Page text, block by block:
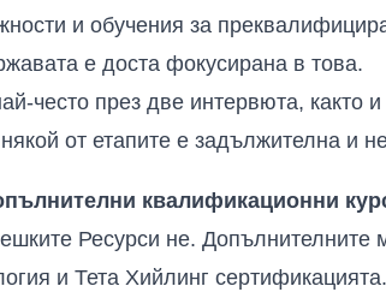
и обучения за
е доста фокусирана в това.
често през две интервюта, както
от етапите е задължителна и
квалификационни
Ресурси не. Допълнителните
и Тета Хийлинг сертификацията.